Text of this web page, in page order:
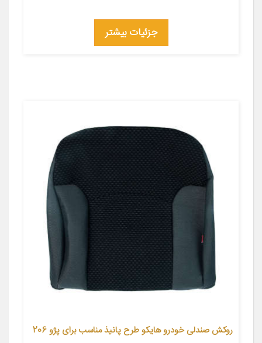
جزئیات بیشتر
روکش صندلی خودرو هایکو طرح پانیذ مناسب برای پژو 206